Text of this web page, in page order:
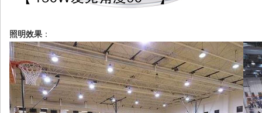
照明效果 ：